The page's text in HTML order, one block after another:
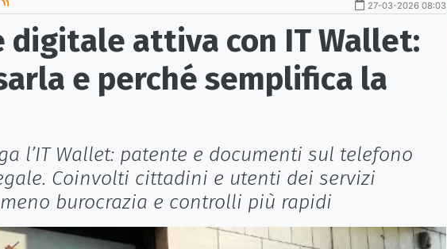
27-03-2026 08:03
digitale attiva con IT Wallet:
e perché semplifica la
l’IT Wallet: patente e documenti sul telefono
Coinvolti cittadini e utenti dei servizi
burocrazia e controlli più rapidi